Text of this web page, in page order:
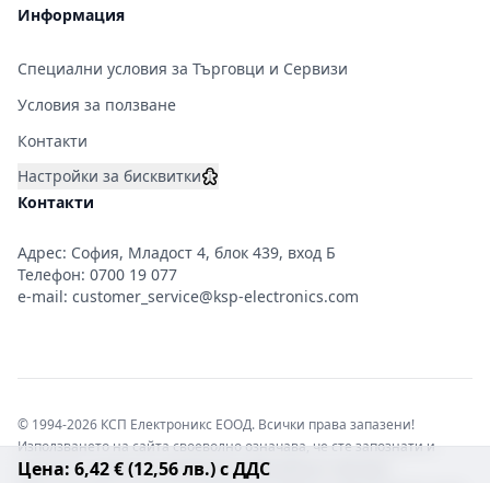
Цена: 6,42 € (12,56 лв.) с ДДС
Информация
Специални условия за Търговци и Сервизи
Условия за ползване
Контакти
Настройки за бисквитки
Контакти
Адрес: София, Младост 4, блок 439, вход Б
Телефон: 0700 19 077
e-mail: customer_service@ksp-electronics.com
© 1994-2026 КСП Електроникс ЕООД. Всички права запазени!
Използването на сайта своеволно означава, че сте запознати и
съгласни с правната информация обвързваща софтуера.